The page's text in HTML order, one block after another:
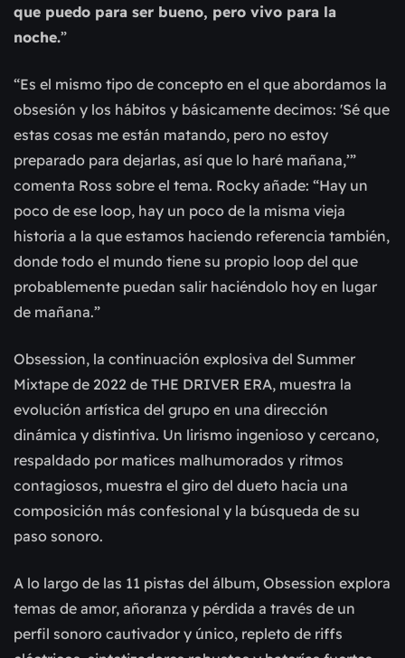
que puedo para ser bueno, pero vivo para la
noche.”
“Es el mismo tipo de concepto en el que abordamos la
obsesión y los hábitos y básicamente decimos: 'Sé que
estas cosas me están matando, pero no estoy
preparado para dejarlas, así que lo haré mañana,’”
comenta Ross sobre el tema. Rocky añade: “Hay un
poco de ese loop, hay un poco de la misma vieja
historia a la que estamos haciendo referencia también,
donde todo el mundo tiene su propio loop del que
probablemente puedan salir haciéndolo hoy en lugar
de mañana.”
Obsession, la continuación explosiva del Summer
Mixtape de 2022 de THE DRIVER ERA, muestra la
evolución artística del grupo en una dirección
dinámica y distintiva. Un lirismo ingenioso y cercano,
respaldado por matices malhumorados y ritmos
contagiosos, muestra el giro del dueto hacia una
composición más confesional y la búsqueda de su
paso sonoro.
A lo largo de las 11 pistas del álbum, Obsession explora
temas de amor, añoranza y pérdida a través de un
perfil sonoro cautivador y único, repleto de riffs